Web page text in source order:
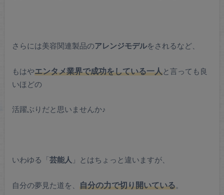
さらには美容関連製品のアレンジモデルをされるなど、
もはやエンタメ業界で成功をしている一人と言っても良
いほどの
活躍ぶりだと思いませんか♪
いわゆる「芸能人 」とはちょっと違いますが、
自分の夢見た道を、 自分の力で切り開いている。